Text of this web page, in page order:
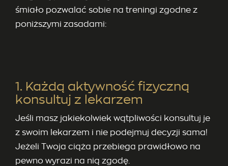
śmiało pozwalać sobie na treningi zgodne z
poniższymi zasadami:
1. Każdą aktywność fizyczną
konsultuj z lekarzem
Jeśli masz jakiekolwiek wątpliwości konsultuj je
z swoim lekarzem i nie podejmuj decyzji sama!
Jeżeli Twoja ciąża przebiega prawidłowo na
pewno wyrazi na nią zgodę.